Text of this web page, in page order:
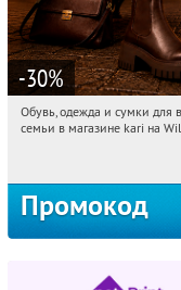
-30%
16:38:51
Получи
Обувь, одежда и сумки для
семьи в магазине kari на
Промокод